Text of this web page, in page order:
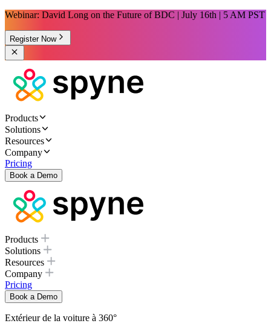
Webinar: David Long on the Future of BDC | July 16th | 5 AM PST
Register Now
Products
Solutions
Resources
Company
Pricing
Book a Demo
Products
Solutions
Resources
Company
Pricing
Book a Demo
Extérieur de la voiture à 360°